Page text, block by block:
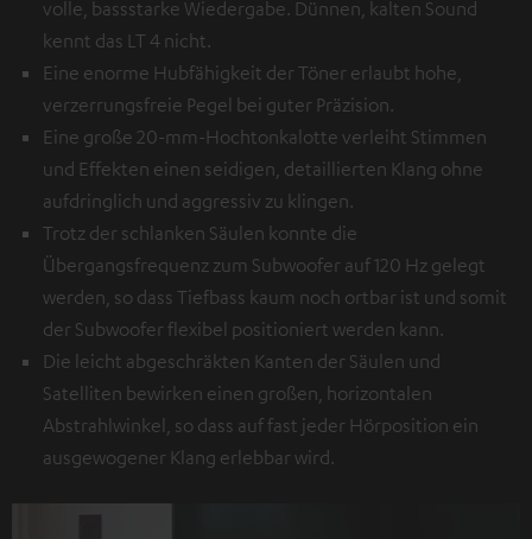
volle, bassstarke Wiedergabe. Dünnen, kalten Sound
kennt das LT 4 nicht.
Eine enorme Hubfähigkeit der Töner erlaubt hohe,
verzerrungsfreie Pegel bei guter Präzision.
Eine große 20-mm-Hochtonkalotte verleiht Stimmen
und Effekten einen seidigen, detaillierten Klang ohne
aufdringlich und aggressiv zu klingen.
Trotz der schlanken Säulen konnte die
Übergangsfrequenz zum Subwoofer auf 120 Hz gelegt
werden, so dass Tiefbass kaum noch ortbar ist und somit
der Subwoofer flexibel positioniert werden kann.
Die leicht abgeschräkten Kanten der Säulen und
Satelliten bewirken einen großen, horizontalen
Abstrahlwinkel, so dass auf fast jeder Hörposition ein
ausgewogener Klang erlebbar wird.